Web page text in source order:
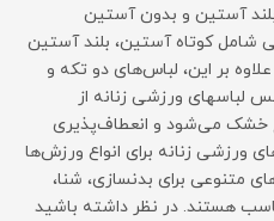
آستین و بدون آستین
کوتاه آستین، بلند آستین
بر این، لباس‌های دو تکه و
ورزشی زنانه از
خشک می‌شود و انعطاف‌پذیری
ورزشی زنانه برای انواع ورزش‌ها
متنوعی برای بدنسازی، شنا،
هستند. در نظر داشته باشید